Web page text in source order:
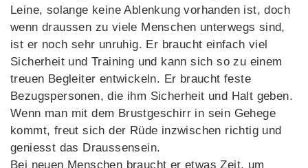
Leine, solange keine Ablenkung vorhanden ist, doch
wenn draussen zu viele Menschen unterwegs sind,
ist er noch sehr unruhig. Er braucht einfach viel
Sicherheit und Training und kann sich so zu einem
treuen Begleiter entwickeln. Er braucht feste
Bezugspersonen, die ihm Sicherheit und Halt geben.
Wenn man mit dem Brustgeschirr in sein Gehege
kommt, freut sich der Rüde inzwischen richtig und
geniesst das Draussensein.
Bei neuen Menschen braucht er etwas Zeit, um